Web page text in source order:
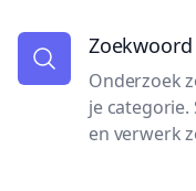
Onderzoek
je categorie.
en verwerk